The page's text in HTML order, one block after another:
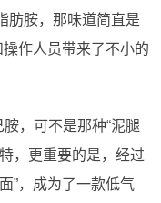
肪胺，那味道简直是
作人员带来了不小的
，可不是那种“泥腿
，更重要的是，经过
”，成为了一款低气